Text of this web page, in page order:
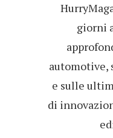
giorni
automotive,
e sulle
di